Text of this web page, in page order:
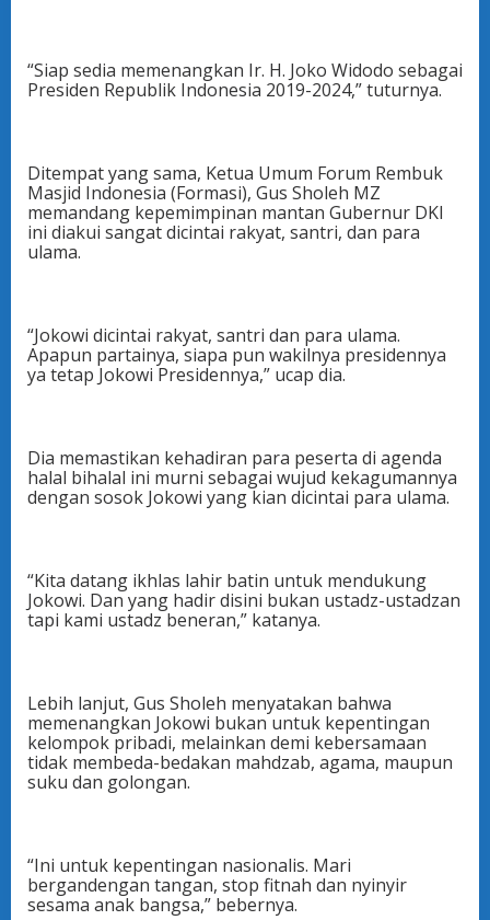
“Siap sedia memenangkan Ir. H. Joko Widodo sebagai
Presiden Republik Indonesia 2019-2024,” tuturnya.
Ditempat yang sama, Ketua Umum Forum Rembuk
Masjid Indonesia (Formasi), Gus Sholeh MZ
memandang kepemimpinan mantan Gubernur DKI
ini diakui sangat dicintai rakyat, santri, dan para
ulama.
“Jokowi dicintai rakyat, santri dan para ulama.
Apapun partainya, siapa pun wakilnya presidennya
ya tetap Jokowi Presidennya,” ucap dia.
Dia memastikan kehadiran para peserta di agenda
halal bihalal ini murni sebagai wujud kekagumannya
dengan sosok Jokowi yang kian dicintai para ulama.
“Kita datang ikhlas lahir batin untuk mendukung
Jokowi. Dan yang hadir disini bukan ustadz-ustadzan
tapi kami ustadz beneran,” katanya.
Lebih lanjut, Gus Sholeh menyatakan bahwa
memenangkan Jokowi bukan untuk kepentingan
kelompok pribadi, melainkan demi kebersamaan
tidak membeda-bedakan mahdzab, agama, maupun
suku dan golongan.
“Ini untuk kepentingan nasionalis. Mari
bergandengan tangan, stop fitnah dan nyinyir
sesama anak bangsa,” bebernya.